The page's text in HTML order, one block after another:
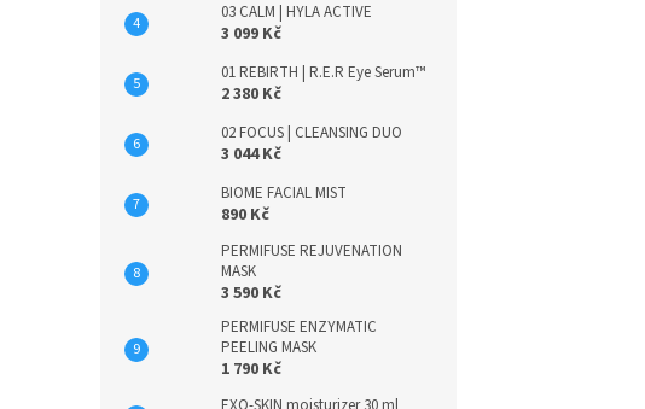
03 CALM | HYLA ACTIVE
3 099 Kč
01 REBIRTH | R.E.R Eye Serum™
2 380 Kč
02 FOCUS | CLEANSING DUO
3 044 Kč
BIOME FACIAL MIST
890 Kč
PERMIFUSE REJUVENATION
MASK
3 590 Kč
PERMIFUSE ENZYMATIC
PEELING MASK
1 790 Kč